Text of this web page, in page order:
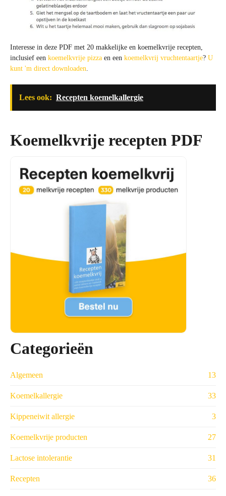
Interesse in deze PDF met 20 makkelijke en koemelkvrije recepten,
inclusief een koemelkvrije pizza en een koemelkvrij vruchtentaartje? U
kunt 'm direct downloaden.
Lees ook: Recepten koemelkallergie
Koemelkvrije recepten PDF
Categorieën
Algemeen 13
Koemelkallergie 33
Kippeneiwit allergie 3
Koemelkvrije producten 27
Lactose intolerantie 31
Recepten 36